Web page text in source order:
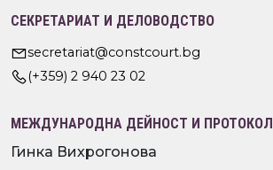
СЕКРЕТАРИАТ И ДЕЛОВОДСТВО
secretariat@constcourt.bg
(+359) 2 940 23 02
МЕЖДУНАРОДНА ДЕЙНОСТ И ПРОТОКОЛ
Гинка Вихрогонова